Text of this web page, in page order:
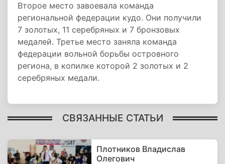
Второе место завоевала команда
региональной федерации кудо. Они получили
7 золотых, 11 серебряных и 7 бронзовых
медалей. Третье место заняла команда
федерации вольной борьбы островного
региона, в копилке которой 2 золотых и 2
серебряных медали.
СВЯЗАННЫЕ СТАТЬИ
Плотников Владислав
Олегович